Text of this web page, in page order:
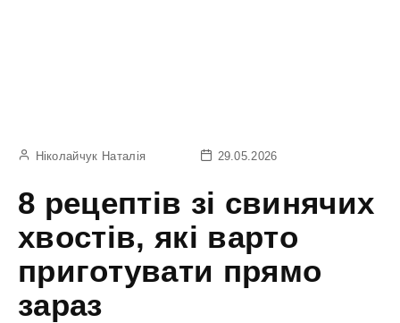
Ніколайчук Наталія 29.05.2026
8 рецептів зі свинячих
хвостів, які варто
приготувати прямо
зараз